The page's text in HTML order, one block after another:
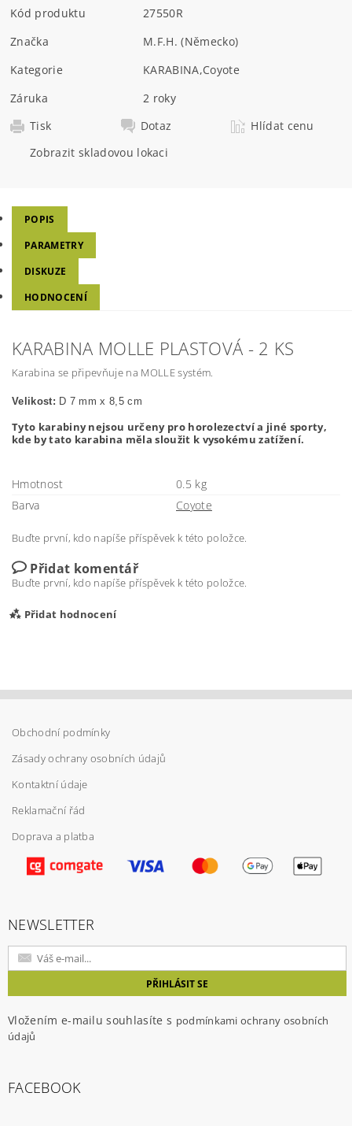
Kód produktu
27550R
Značka
M.F.H. (Německo)
Kategorie
KARABINA,Coyote
Záruka
2 roky
Tisk
Dotaz
Hlídat cenu
Zobrazit skladovou lokaci
POPIS
PARAMETRY
DISKUZE
HODNOCENÍ
KARABINA MOLLE PLASTOVÁ - 2 KS
Karabina se připevňuje na MOLLE systém.
Velikost: D 7 mm x 8,5 cm
Tyto karabiny nejsou určeny pro horolezectví a jiné sporty,
kde by tato karabina měla sloužit k vysokému zatížení.
Hmotnost
0.5 kg
Barva
Coyote
Buďte první, kdo napíše příspěvek k této položce.
Přidat komentář
Buďte první, kdo napíše příspěvek k této položce.
Přidat hodnocení
Vložením hodnocení souhlasíte spodmínkami
ochrany osobních údajů
Obchodní podmínky
Zásady ochrany osobních údajů
Kontaktní údaje
Reklamační řád
Doprava a platba
NEWSLETTER
Vložením e-mailu souhlasíte s podmínkami ochrany osobních
údajů
FACEBOOK